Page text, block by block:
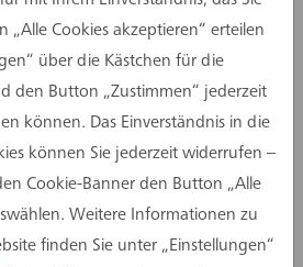
und massiven
– die Treppenhäuser
Bestandteil der
Ein begrüntes Flachdach
sowie die
über ein kaltes
Geothermie unterstreichen
Eine Zertifizierung
Cookies akzeptieren“ erteilen
über die Kästchen für die
den Button „Zustimmen“ jederzeit
können. Das Einverständnis in die
können Sie jederzeit widerrufen –
Cookie-Banner den Button „Alle
Weitere Informationen zu
finden Sie unter „Einstellungen“